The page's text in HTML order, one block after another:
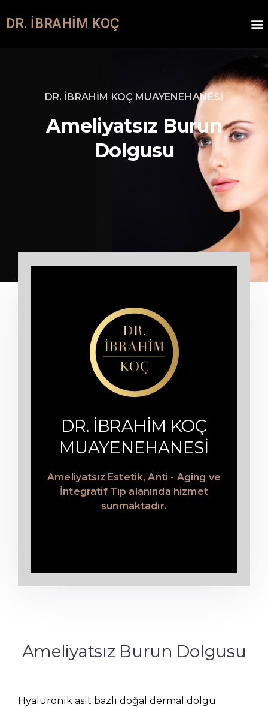
DR. İBRAHIM KOÇ
DR. İBRAHİM KOÇ MUAYENEHANESİ
Ameliyatsız Burun
Dolgusu
DR. İBRAHİM KOÇ
MUAYENEHANESİ
Ameliyatsız Estetik, Anti - Aging ve
İntegratif Tıp alanında hizmet
sunmaktadır.
Ameliyatsız Burun Dolgusu
Hyaluronik asit bazlı doğal dermal dolgu